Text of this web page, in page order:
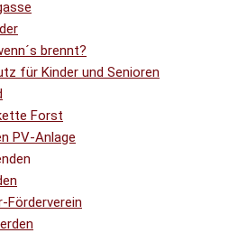
brennt?
für Kinder und Senioren
Forst
PV-Anlage
Förderverein